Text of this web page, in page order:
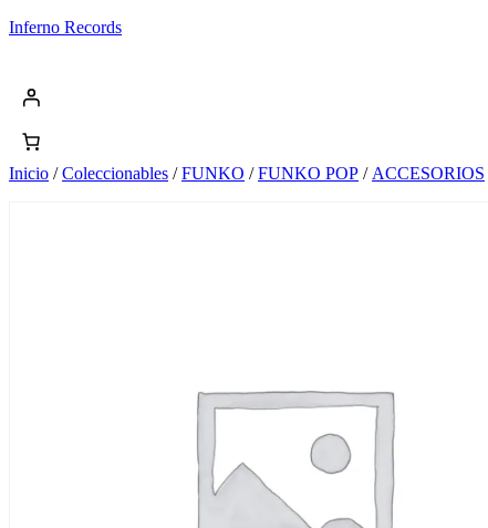
Saltar
Inferno Records
Inicio /Coleccionables /FUNKO /FUNKO POP / ACCESORIOS